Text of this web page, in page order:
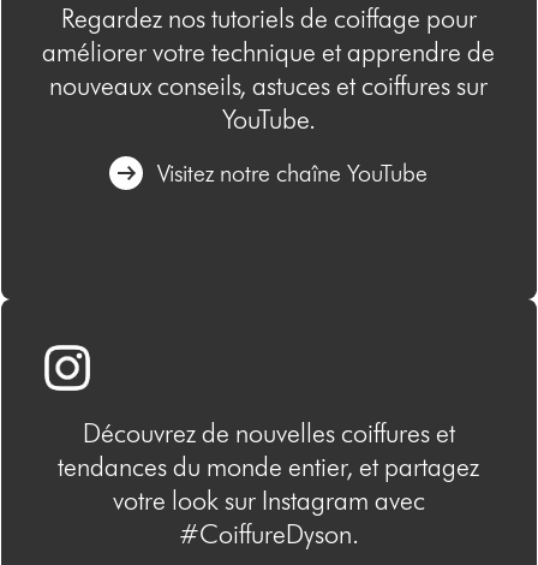
Regardez nos tutoriels de coiffage pour
améliorer votre technique et apprendre de
nouveaux conseils, astuces et coiffures sur
YouTube.
Visitez notre chaîne YouTube
Découvrez de nouvelles coiffures et
tendances du monde entier, et partagez
votre look sur Instagram avec
#CoiffureDyson.